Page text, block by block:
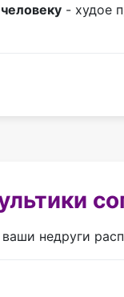
- худое
недруги